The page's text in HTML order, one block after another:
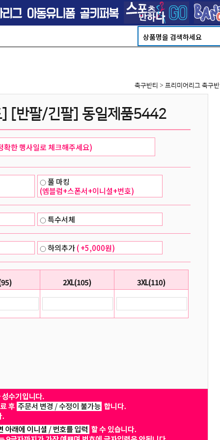
축구반티 > 프리미어리그 축구
[반팔/긴팔] 동일제품5442
풀 마킹
(엠블럼+스폰서+이니셜+번호)
특수서체
하의추가( +5,000원)
2XL(105) 3XL(110)